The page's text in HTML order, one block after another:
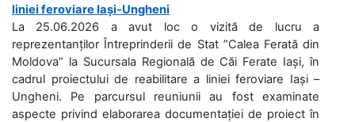
liniei feroviare Iași-Ungheni
La 25.06.2026 a avut loc o vizită de lucru a
reprezentanților Întreprinderii de Stat ”Calea Ferată din
Moldova” la Sucursala Regională de Căi Ferate Iași, în
cadrul proiectului de reabilitare a liniei feroviare Iași –
Ungheni. Pe parcursul reuniunii au fost examinate
aspecte privind elaborarea documentației de proiect în